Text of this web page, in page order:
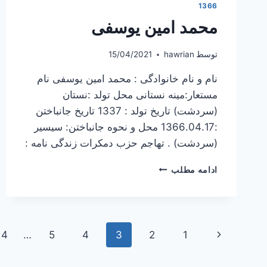
1366
محمد امین یوسفی
توسط hawrian
15/04/2021
نام و نام خانوادگی : محمد امین یوسفی نام
مستعار:مینه نستانی محل تولد :نستان
(سردشت) تاریخ تولد : 1337 تاریخ جانباختن
:1366.04.17 محل و نحوه جانباختن: سیسیر
(سردشت) . تهاجم حزب دمکرات زندگی نامه :
ادامه مطلب محمد
پیمایش
برگهٔ
1
2
3
4
5
…